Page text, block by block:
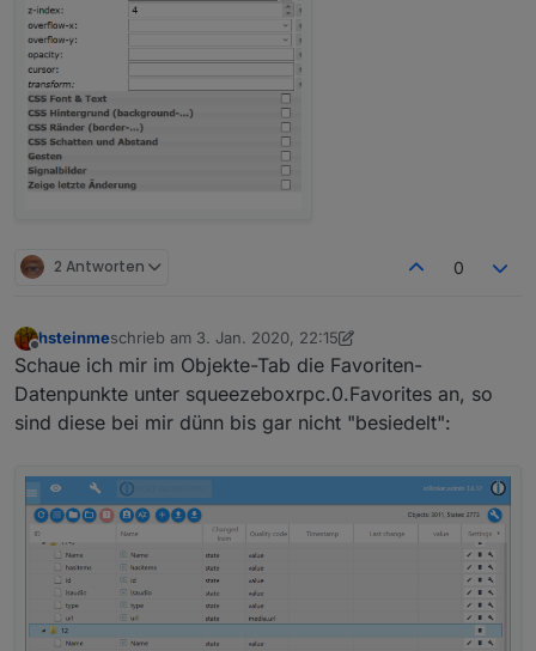
2 Antworten 0
Offline
hsteinmeschrieb am 3. Jan. 2020, 22:15
zuletzt editiert von hsteinme 1. März 2020, 23:16
Schaue ich mir im Objekte-Tab die Favoriten-
Datenpunkte unter squeezeboxrpc.0.Favorites an, so
sind diese bei mir dünn bis gar nicht "besiedelt":